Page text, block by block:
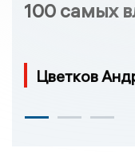
100 самых
Цветков